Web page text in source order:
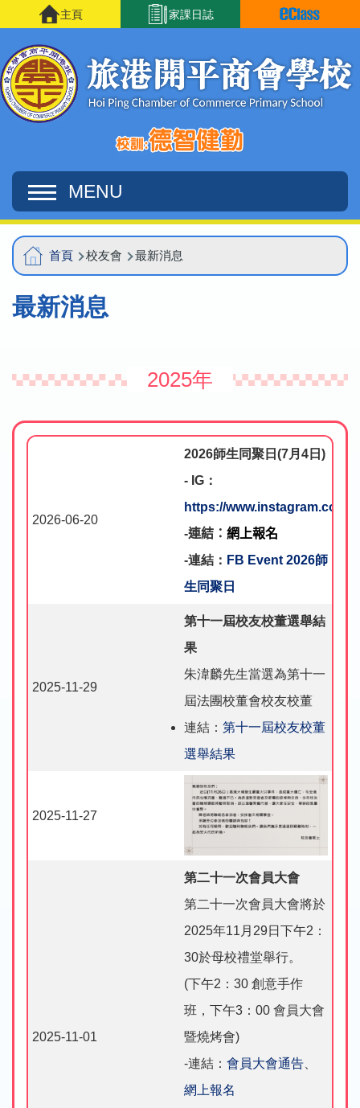
移至主內容 家課日誌
主頁
MENU
Main
navigation
導
航
連
首頁 校友會 最新消息
最新消息
2025年
2026-06-20
2026師生同聚日 (7月 4 日 )
- IG ：
https://www.instagram.com/
-連結： 網上報名
-連結： FB Event 2026師
生同聚日
2025-11-29
第十一屆校友校董選舉結
果
朱湋麟先生當選為第十一
屆法團校董會校友校董
連結： 第十一屆校友校董
選舉結果
2025-11-27
2025-11-01
第二十一次會員大會
第二十一次會員大會將於
2025年11月29日下午2：
30於母校禮堂舉行。
(下午2：30 創意手作
班，下午3：00 會員大會
暨燒烤會)
-連結： 會員大會通告
網上報名